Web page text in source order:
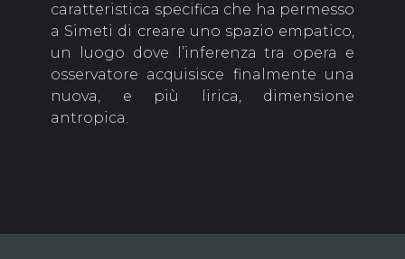
caratteristica specifica che ha permesso
a Simeti di creare uno spazio empatico,
un luogo dove l’inferenza tra opera e
osservatore acquisisce finalmente una
nuova, e più lirica, dimensione
antropica.